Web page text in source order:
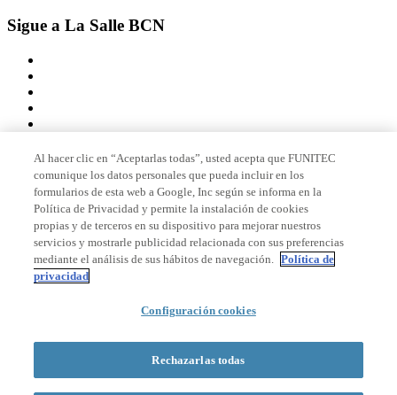
Sigue a La Salle BCN
Miembro de
Acreditaciones
© 2026 La Salle Campus Barcelona - URL |
Formulario de búsqueda
Al hacer clic en “Aceptarlas todas”, usted acepta que FUNITEC
comunique los datos personales que pueda incluir en los
formularios de esta web a Google, Inc según se informa en la
Política de Privacidad y permite la instalación de cookies
propias y de terceros en su dispositivo para mejorar nuestros
servicios y mostrarle publicidad relacionada con sus preferencias
mediante el análisis de sus hábitos de navegación. Política de
privacidad
Configuración cookies
Rechazarlas todas